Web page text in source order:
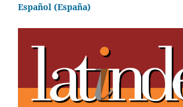
Español (España)